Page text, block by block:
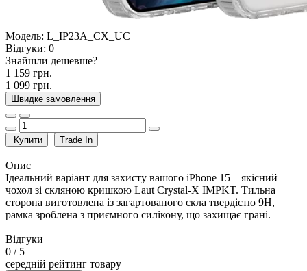
Модель: L_IP23A_CX_UC
Відгуки: 0
Знайшли дешевше?
1 159 грн.
1 099 грн.
Швидке замовлення
Купити Trade In
Опис
Ідеальний варіант для захисту вашого iPhone 15 – якісний
чохол зі скляною кришкою Laut Crystal-X IMPKT. Тильна
сторона виготовлена із загартованого скла твердістю 9Н,
рамка зроблена з приємного силікону, що захищає грані.
Відгуки
0 / 5
середній рейтинг товару